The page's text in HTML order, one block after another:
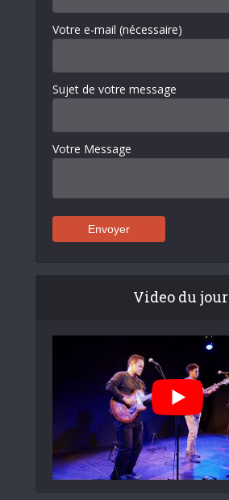
Votre e-mail (nécessaire)
Sujet de votre message
Votre Message
Video du jour